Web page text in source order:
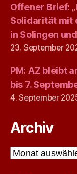
Offener Brief:
Solidarität mit
in Solingen
23. September
PM: AZ bleibt
bis 7.
4. September
Archiv
Archiv